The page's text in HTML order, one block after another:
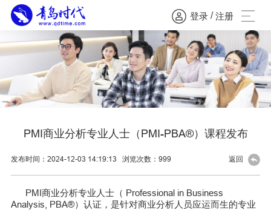
登录 / 注册
PMI商业分析专业人士（PMI-PBA®）课程发布
发布时间：2024-12-03 14:19:13 浏览次数： 999 返回
PMI商业分析专业人士（ Professional in Business
Analysis, PBA®）认证，是针对商业分析人员应运而生的专业